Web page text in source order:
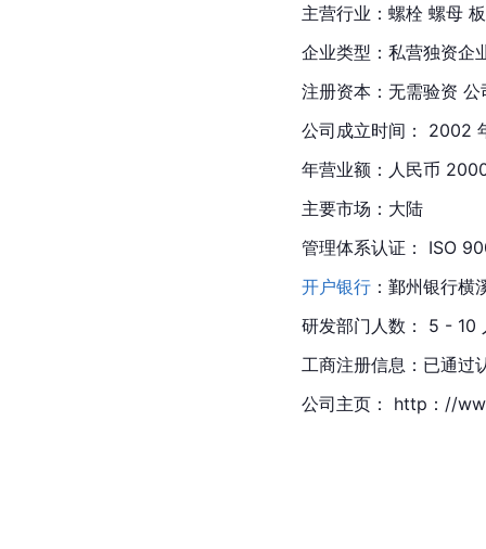
主营行业：螺栓 螺母
企业类型：私营独资企
注册资本：无需验资
公司成立时间： 2002
年营业额：人民币
主要市场：大陆
管理体系认证： ISO
开户银行 ：鄞州银行
研发部门人数： 5 - 10
工商注册信息：已通过
公司主页： http：//